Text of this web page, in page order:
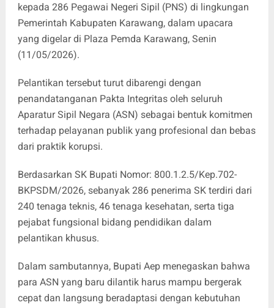
kepada 286 Pegawai Negeri Sipil (PNS) di lingkungan
Pemerintah Kabupaten Karawang, dalam upacara
yang digelar di Plaza Pemda Karawang, Senin
(11/05/2026).
Pelantikan tersebut turut dibarengi dengan
penandatanganan Pakta Integritas oleh seluruh
Aparatur Sipil Negara (ASN) sebagai bentuk komitmen
terhadap pelayanan publik yang profesional dan bebas
dari praktik korupsi.
Berdasarkan SK Bupati Nomor: 800.1.2.5/Kep.702-
BKPSDM/2026, sebanyak 286 penerima SK terdiri dari
240 tenaga teknis, 46 tenaga kesehatan, serta tiga
pejabat fungsional bidang pendidikan dalam
pelantikan khusus.
Dalam sambutannya, Bupati Aep menegaskan bahwa
para ASN yang baru dilantik harus mampu bergerak
cepat dan langsung beradaptasi dengan kebutuhan